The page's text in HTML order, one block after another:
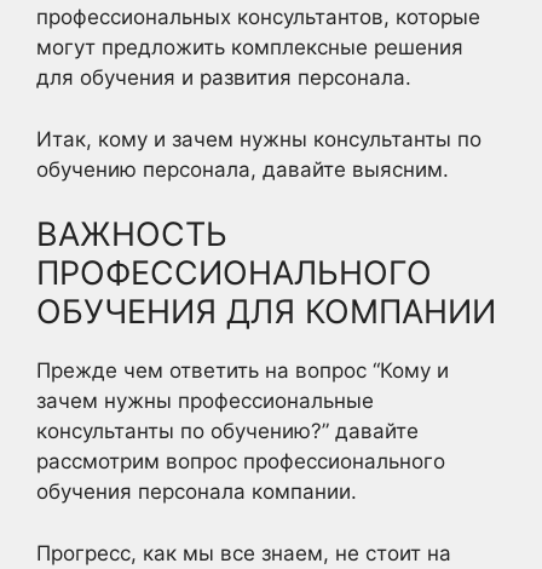
профессиональных консультантов, которые
могут предложить комплексные решения
для обучения и развития персонала.
Итак, кому и зачем нужны консультанты по
обучению персонала, давайте выясним.
ВАЖНОСТЬ
ПРОФЕССИОНАЛЬНОГО
ОБУЧЕНИЯ ДЛЯ КОМПАНИИ
Прежде чем ответить на вопрос “Кому и
зачем нужны профессиональные
консультанты по обучению?” давайте
рассмотрим вопрос профессионального
обучения персонала компании.
Прогресс, как мы все знаем, не стоит на